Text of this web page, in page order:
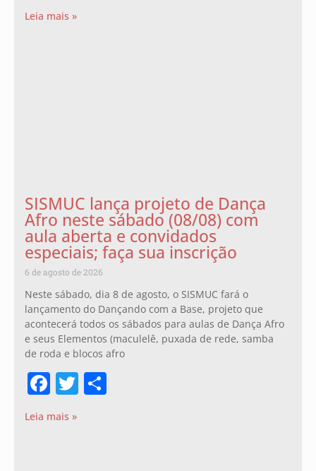
Leia mais »
SISMUC lança projeto de Dança
Afro neste sábado (08/08) com
aula aberta e convidados
especiais; faça sua inscrição
6 de agosto de 2026
Neste sábado, dia 8 de agosto, o SISMUC fará o
lançamento do Dançando com a Base, projeto que
acontecerá todos os sábados para aulas de Dança Afro
e seus Elementos (maculelê, puxada de rede, samba
de roda e blocos afro
Facebook
Twitter
Leia mais »